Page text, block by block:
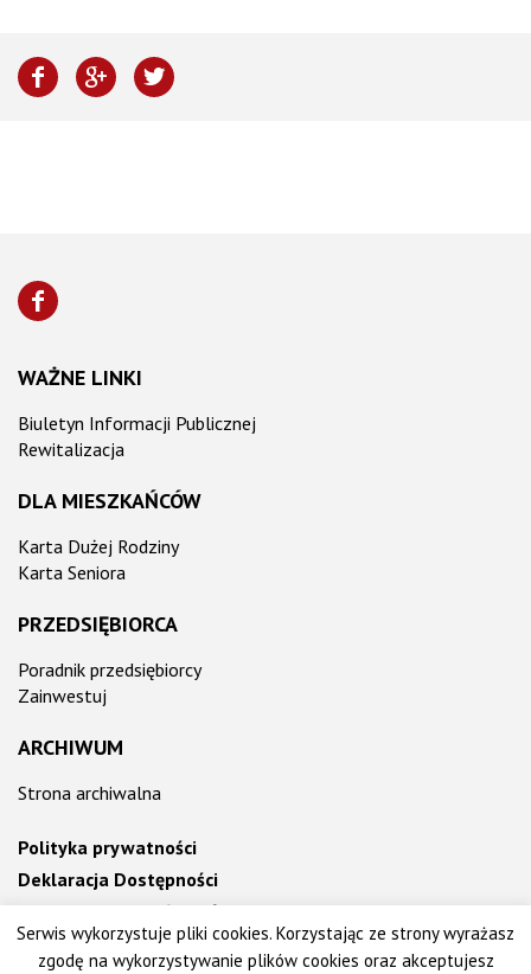
WAŻNE LINKI
Biuletyn Informacji Publicznej
Rewitalizacja
DLA MIESZKAŃCÓW
Karta Dużej Rodziny
Karta Seniora
PRZEDSIĘBIORCA
Poradnik przedsiębiorcy
Zainwestuj
ARCHIWUM
Strona archiwalna
Polityka prywatności
Deklaracja Dostępności
Informacja o działalności Urzędu ETR
Serwis wykorzystuje pliki cookies. Korzystając ze strony wyrażasz
zgodę na wykorzystywanie plików cookies oraz akceptujesz